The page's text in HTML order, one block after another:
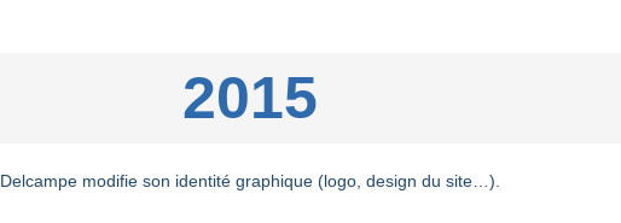
2015
Delcampe modifie son identité graphique (logo, design du site…).